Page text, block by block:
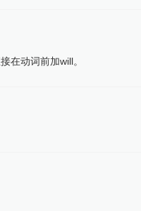
在动词前加will。